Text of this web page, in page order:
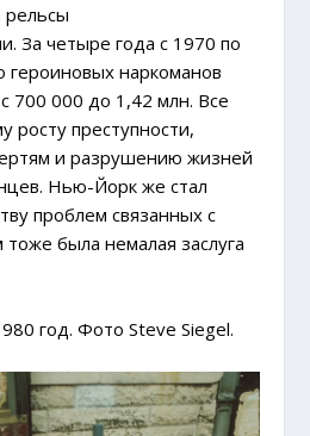
рельсы
За четыре года с 1970 по
героиновых наркоманов
700 000 до 1,42 млн. Все
росту преступности,
и разрушению жизней
Нью-Йорк же стал
проблем связанных с
была немалая заслуга
год. Фото Steve Siegel.